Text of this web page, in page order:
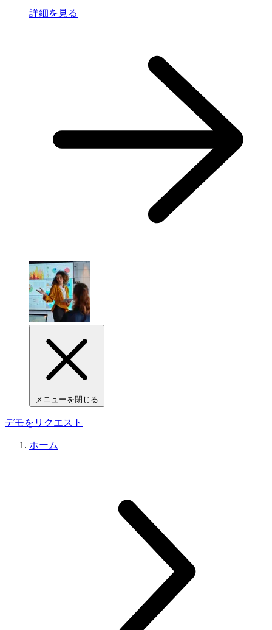
詳細を見る
メニューを閉じる
デモをリクエスト
ホーム